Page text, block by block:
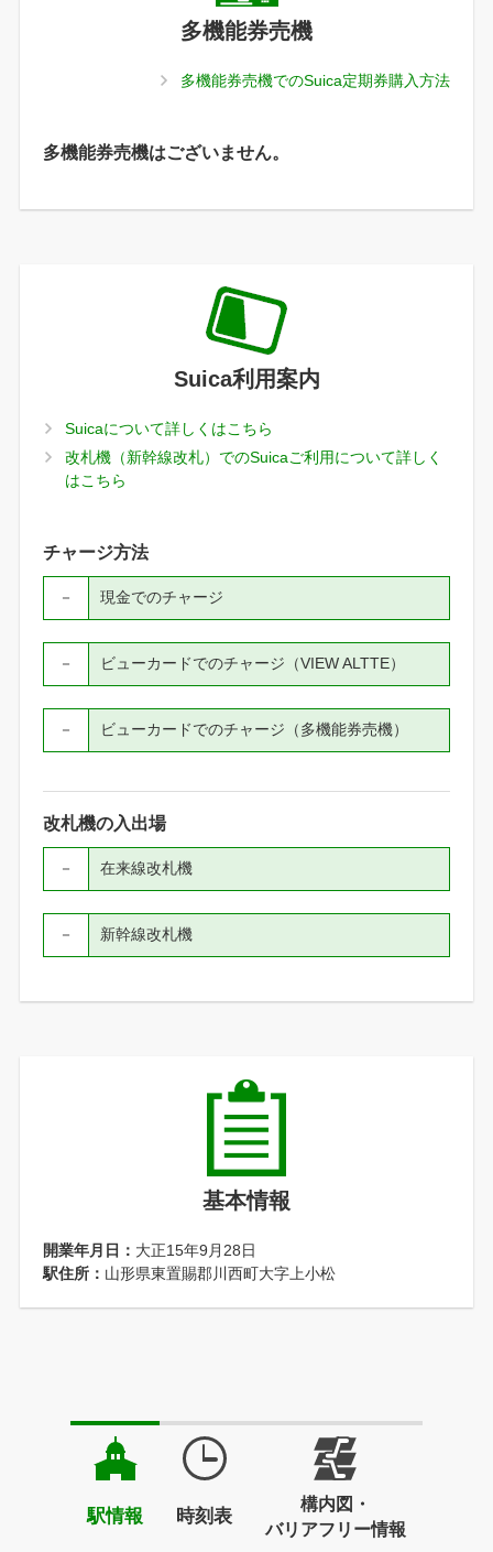
多機能券売機
多機能券売機でのSuica定期券購入方法
多機能券売機はございません。
Suica利用案内
Suicaについて詳しくはこちら
改札機（新幹線改札）でのSuicaご利用について詳しく
はこちら
チャージ方法
現金でのチャージ
－
ビューカードでのチャージ（VIEW ALTTE）
－
ビューカードでのチャージ（多機能券売機）
－
改札機の入出場
在来線改札機
－
新幹線改札機
－
基本情報
開業年月日： 大正15年9月28日
駅住所： 山形県東置賜郡川西町大字上小松
駅情報 時刻表
構内図・
バリアフリー情報